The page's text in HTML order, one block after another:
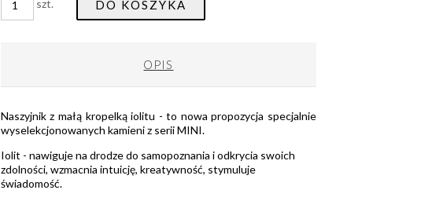
szt. DO KOSZYKA
OPIS
Naszyjnik z małą kropelką iolitu - to nowa propozycja specjalnie
wyselekcjonowanych kamieni z serii MINI.
Iolit - nawiguje na drodze do samopoznania i odkrycia swoich
zdolności, wzmacnia intuicję, kreatywność, stymuluje
świadomość.